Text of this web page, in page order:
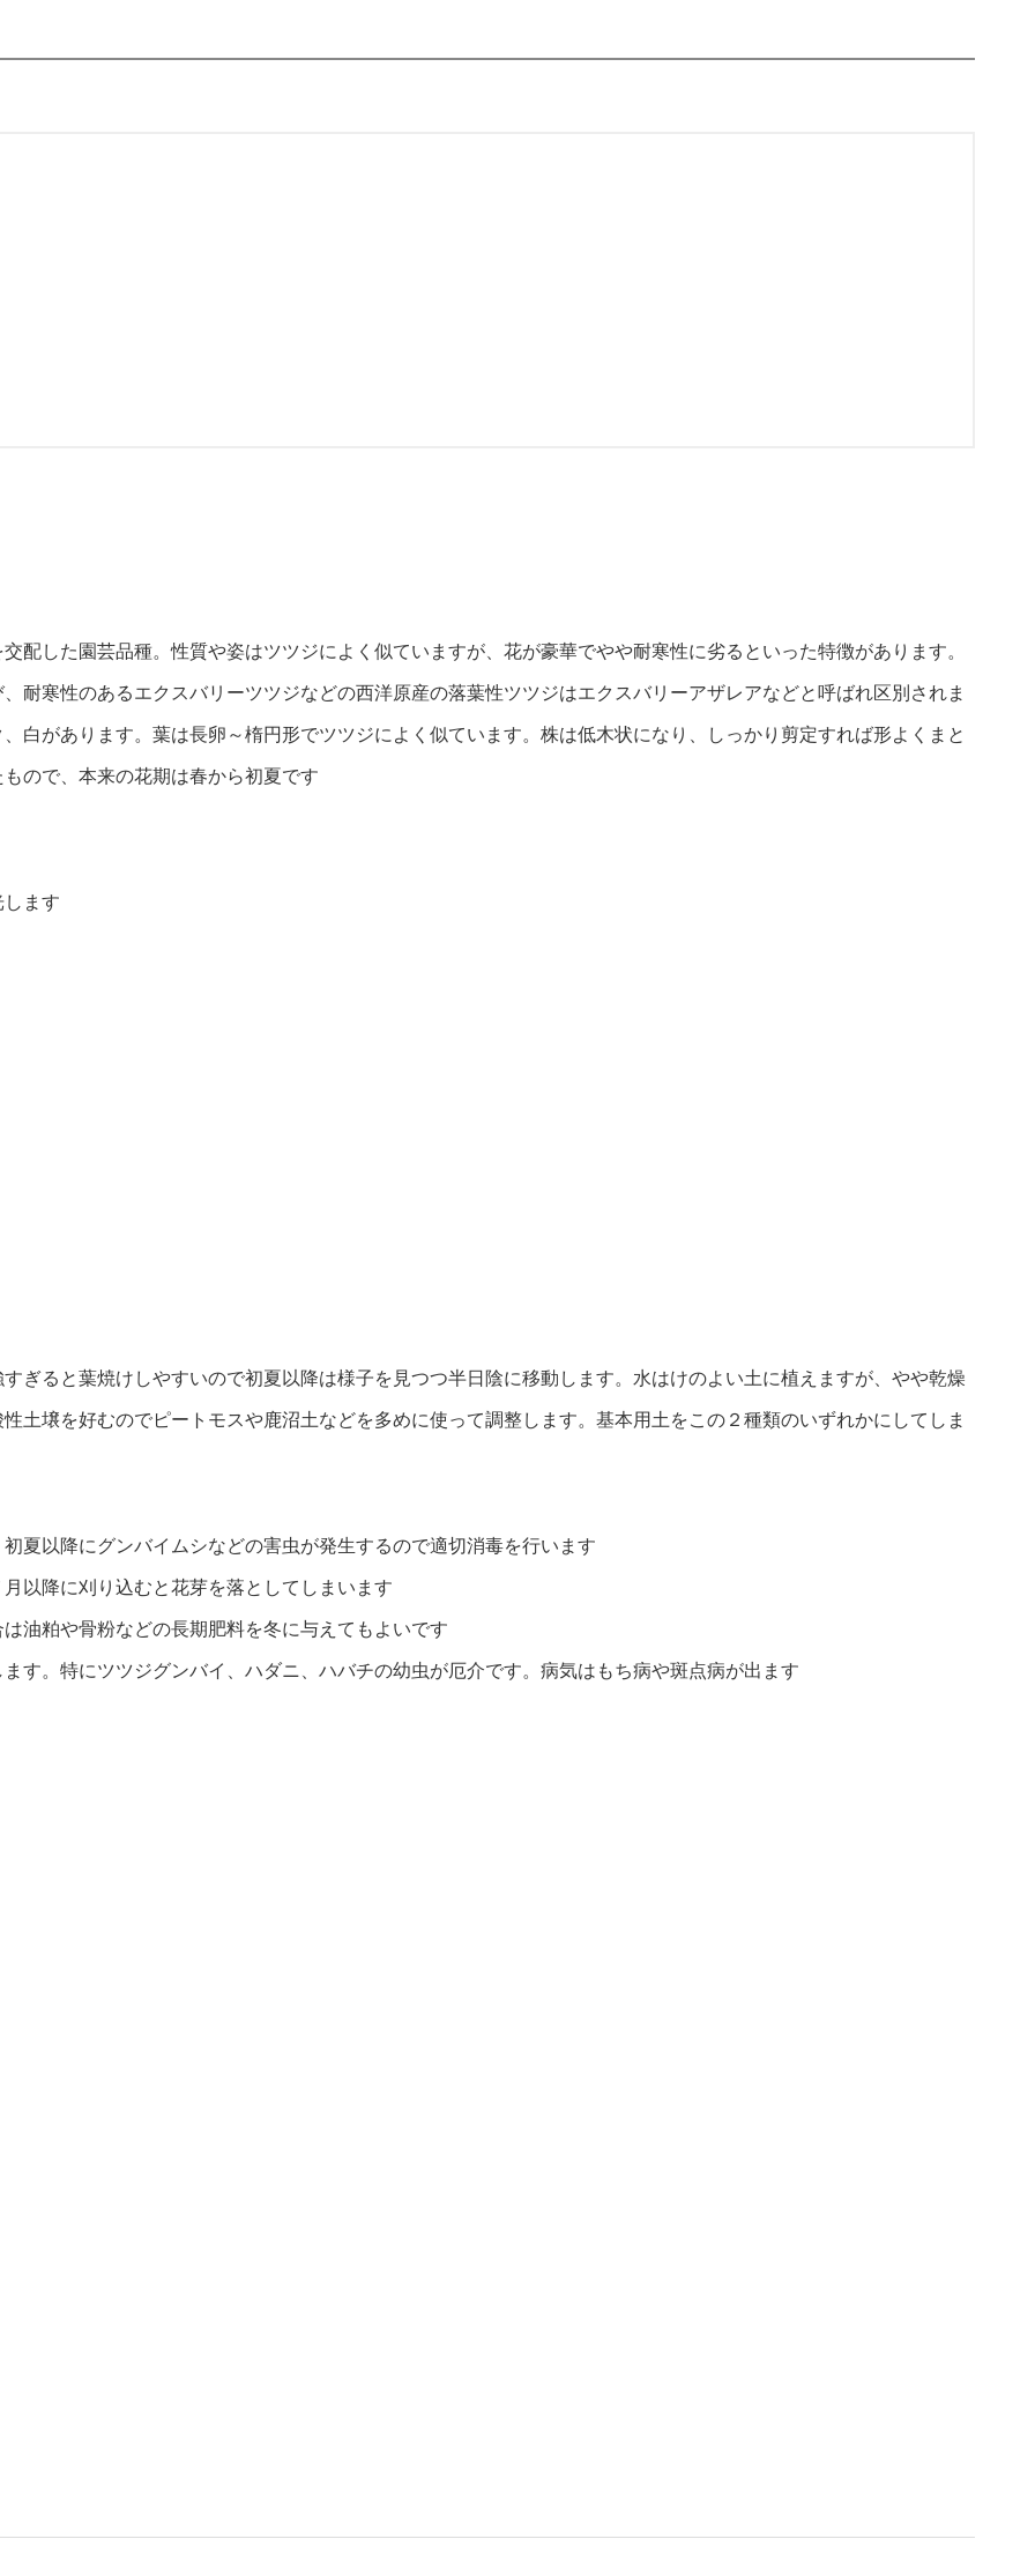
配した園芸品種。性質や姿はツツジによく似ていますが、花が豪華でやや耐寒性に劣るといった特徴があります。
耐寒性のあるエクスバリーツツジなどの西洋原産の落葉性ツツジはエクスバリーアザレアなどと呼ばれ区別されま
白があります。葉は長卵～楕円形でツツジによく似ています。株は低木状になり、しっかり剪定すれば形よくまと
ので、本来の花期は春から初夏です
ます
ぎると葉焼けしやすいので初夏以降は様子を見つつ半日陰に移動します。水はけのよい土に植えますが、やや乾燥
土壌を好むのでピートモスや鹿沼土などを多めに使って調整します。基本用土をこの２種類のいずれかにしてしま
夏以降にグンバイムシなどの害虫が発生するので適切消毒を行います
以降に刈り込むと花芽を落としてしまいます
油粕や骨粉などの長期肥料を冬に与えてもよいです
す。特にツツジグンバイ、ハダニ、ハバチの幼虫が厄介です。病気はもち病や斑点病が出ます